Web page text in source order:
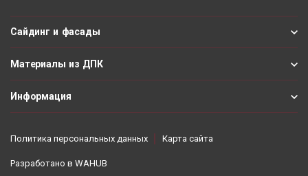
Сайдинг и фасады
Материалы из ДПК
Информация
Политика персональных данных Карта сайта
Разработано в WAHUB